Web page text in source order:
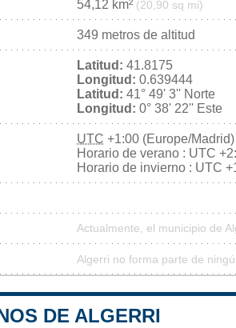
54,12 km² (20,90 sq mi)
349 metros de altitud
Latitud: 41.8175
Longitud: 0.639444
Latitud: 41° 49' 3'' Norte
Longitud: 0° 38' 22'' Este
UTC +1:00 (Europe/Madrid)
Horario de verano : UTC
Horario de invierno : UTC
Actualmente, el municipio de
Algerri no forma parte de
DE ALGERRI